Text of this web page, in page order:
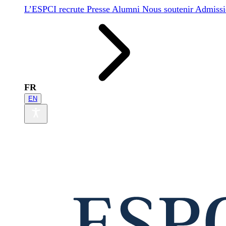
L’ESPCI recrute Presse Alumni Nous soutenir
FR
EN